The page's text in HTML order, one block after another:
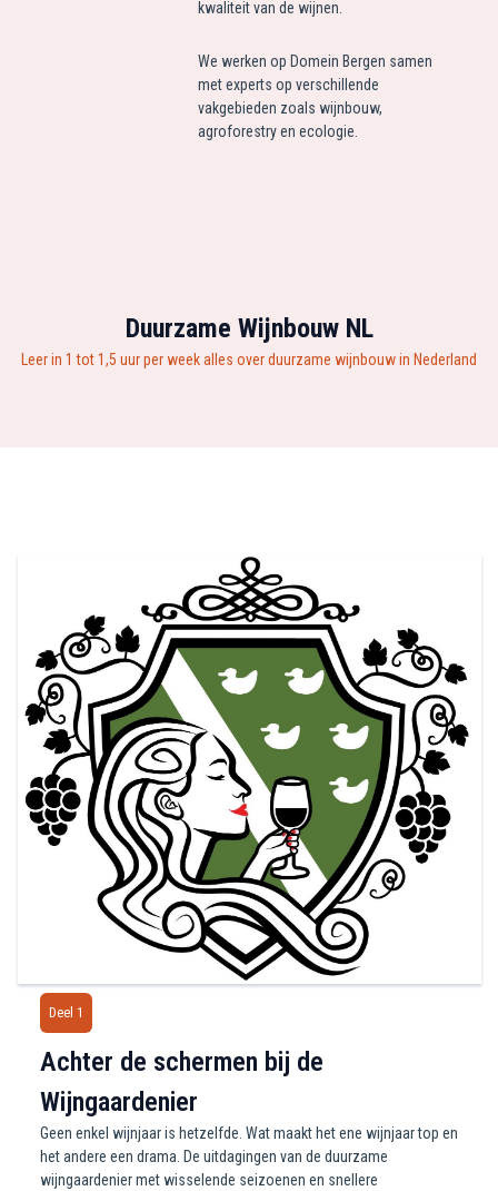
kwaliteit van de wijnen.
We werken op Domein Bergen samen
met experts op verschillende
vakgebieden zoals wijnbouw,
agroforestry en ecologie.
Duurzame Wijnbouw NL
Leer in 1 tot 1,5 uur per week alles over duurzame wijnbouw in Nederland
Deel 1
Achter de schermen bij de
Wijngaardenier
Geen enkel wijnjaar is hetzelfde. Wat maakt het ene wijnjaar top en
het andere een drama. De uitdagingen van de duurzame
wijngaardenier met wisselende seizoenen en snellere